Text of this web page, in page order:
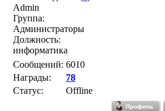
Admin
Группа:
Администраторы
Должность:
информатика
Сообщений: 6010
Награды:
78
Статус:
Offline